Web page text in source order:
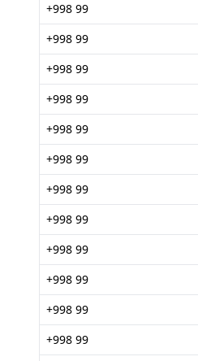
+998 99
+998 99
+998 99
+998 99
+998 99
+998 99
+998 99
+998 99
+998 99
+998 99
+998 99
+998 99